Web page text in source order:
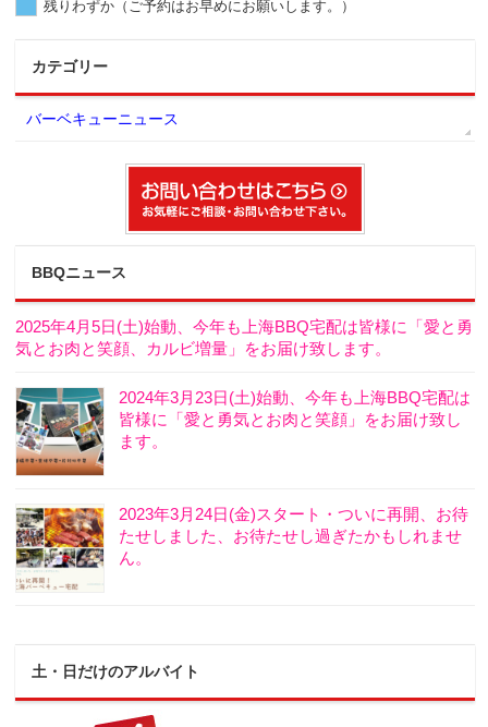
残りわずか（ご予約はお早めにお願いします。）
カテゴリー
バーベキューニュース
BBQニュース
2025年4月5日(土)始動、今年も上海BBQ宅配は皆様に「愛と勇
気とお肉と笑顔、カルビ増量」をお届け致します。
2024年3月23日(土)始動、今年も上海BBQ宅配は
皆様に「愛と勇気とお肉と笑顔」をお届け致し
ます。
2023年3月24日(金)スタート・ついに再開、お待
たせしました、お待たせし過ぎたかもしれませ
ん。
土・日だけのアルバイト